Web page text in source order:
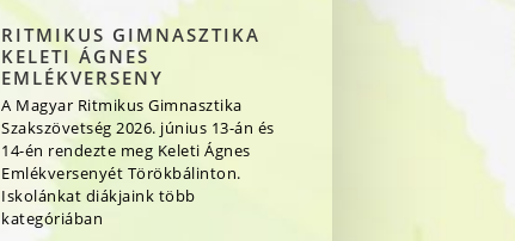
RITMIKUS GIMNASZTIKA
KELETI ÁGNES
EMLÉKVERSENY
A Magyar Ritmikus Gimnasztika
Szakszövetség 2026. június 13-án és
14-én rendezte meg Keleti Ágnes
Emlékversenyét Törökbálinton.
Iskolánkat diákjaink több
kategóriában